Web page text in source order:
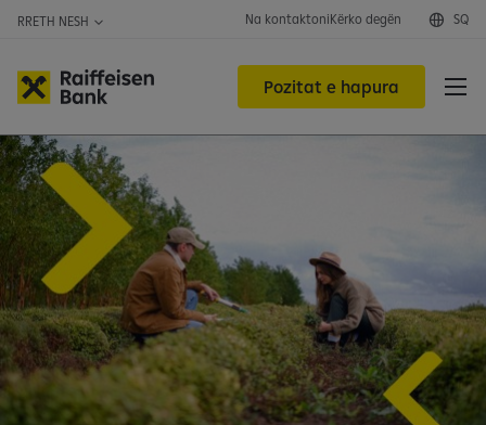
RRETH NESH Na kontaktoniKërko degën SQ
Pozitat e hapura